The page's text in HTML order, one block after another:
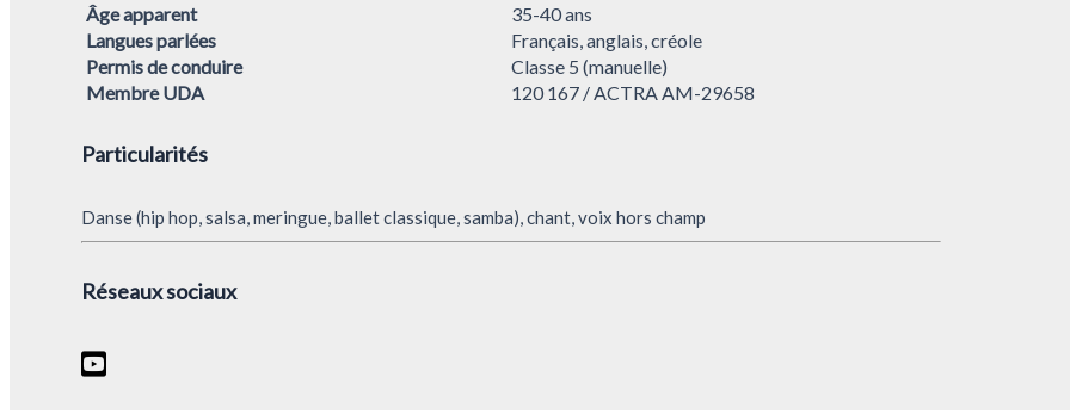
Âge apparent
35-40 ans
Langues parlées
Français, anglais, créole
Permis de conduire
Classe 5 (manuelle)
Membre UDA
120 167 / ACTRA AM-29658
Particularités
Danse (hip hop, salsa, meringue, ballet classique, samba), chant, voix hors champ
Réseaux sociaux